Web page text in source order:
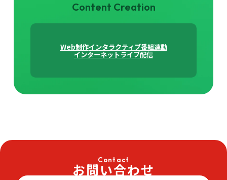
Content Creation
Web制作インタラクティブ番組連動
インターネットライブ配信
Contact
お問い合わせ